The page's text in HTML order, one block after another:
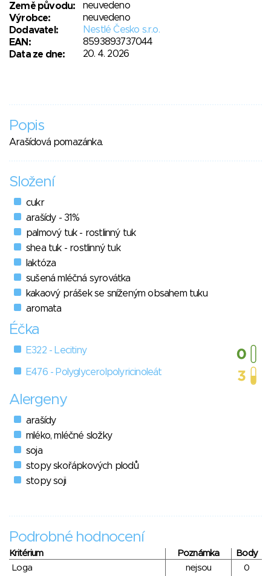
Země původu:
neuvedeno
Výrobce:
neuvedeno
Dodavatel:
Nestlé Česko s.r.o.
EAN:
8593893737044
Data ze dne:
20. 4. 2026
Popis
Arašídová pomazánka.
Složení
cukr
arašídy - 31%
palmový tuk - rostlinný tuk
shea tuk - rostlinný tuk
laktóza
sušená mléčná syrovátka
kakaový prášek se sníženým obsahem tuku
aromata
Éčka
E322 - Lecitiny
E476 - Polyglycerolpolyricinoleát
Alergeny
arašídy
mléko, mléčné složky
soja
stopy skořápkových plodů
stopy soji
Podrobné hodnocení
Kritérium Poznámka
Body
Loga
nejsou
0